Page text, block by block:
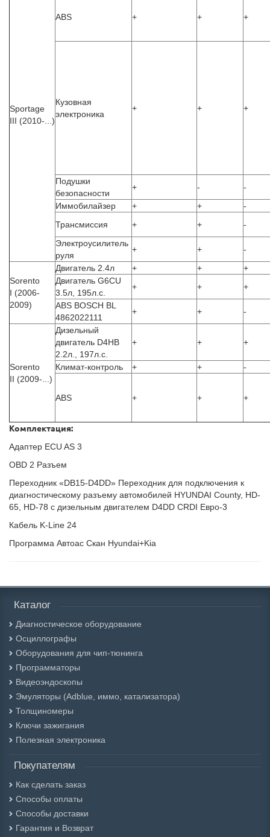
Sportage
III (2010-...)
ABS + + +
Кузовная
электроника
+ + +
Подушки
безопасности
+ -
-
Иммобилайзер
+ +
-
Трансмиссия
+ +
-
Электроусилитель
руля
+ + -
Sorento
I (2006-
2009)
Двигатель 2.4л + +
+
Двигатель G6CU
3.5л, 195л.с.
+ +
+
ABS BOSCH BL
4862022111
+ + -
Sorento
II (2009-...)
Дизельный
двигатель D4HB
2.2л., 197л.с.
+ + +
Климат-контроль + + -
ABS + + +
Комплектация:
Адаптер ECU AS 3
OBD 2 Разъем
Переходник «DB15-D4DD» Переходник для подключения к
диагностическому разъему автомобилей HYUNDAI County, HD-
65, HD-78 с дизельным двигателем D4DD CRDI Евро-3
Кабель K-Line 24
Программа Автоас Скан Hyundai+Kia
Каталог
Диагностическое оборудование
Осциллографы
Оборудования для чип-тюнинга
Программаторы
Видеоэндоскопы
Эмуляторы (Adblue, иммо, катализатора)
Толщиномеры
Ключи зажигания
Полезная электроника
Покупателям
Как сделать заказ
Способы оплаты
Способы доставки
Гарантия и Возврат